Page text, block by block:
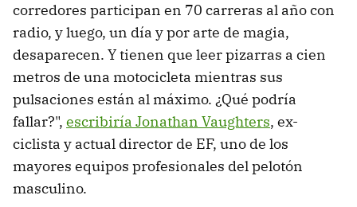
corredores participan en 70 carreras al año con
radio, y luego, un día y por arte de magia,
desaparecen. Y tienen que leer pizarras a cien
metros de una motocicleta mientras sus
pulsaciones están al máximo. ¿Qué podría
fallar?", escribiría Jonathan Vaughters, ex-
ciclista y actual director de EF, uno de los
mayores equipos profesionales del pelotón
masculino.